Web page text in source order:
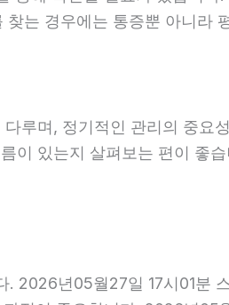
는 경우에는 통증뿐 아니라
루며, 정기적인 관리의 중요
이 있는지 살펴보는 편이 좋
2026년05월27일 17시01분